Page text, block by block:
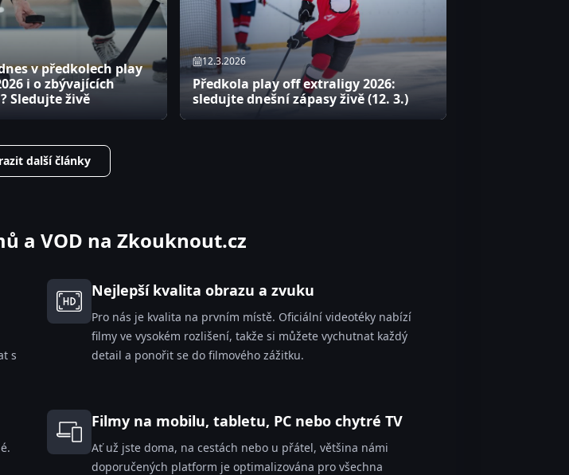
v předkolech play
i o zbývajících
Sledujte živě
12.3.2026
Předkola play off extraligy 2026:
sledujte dnešní zápasy živě (12. 3.)
další články
a VOD na Zkouknout.cz
s
Nejlepší kvalita obrazu a zvuku
Pro nás je kvalita na prvním místě. Oficiální videotéky nabízí
filmy ve vysokém rozlišení, takže si můžete vychutnat každý
detail a ponořit se do filmového zážitku.
Filmy na mobilu, tabletu, PC nebo chytré TV
Ať už jste doma, na cestách nebo u přátel, většina námi
doporučených platform je optimalizována pro všechna